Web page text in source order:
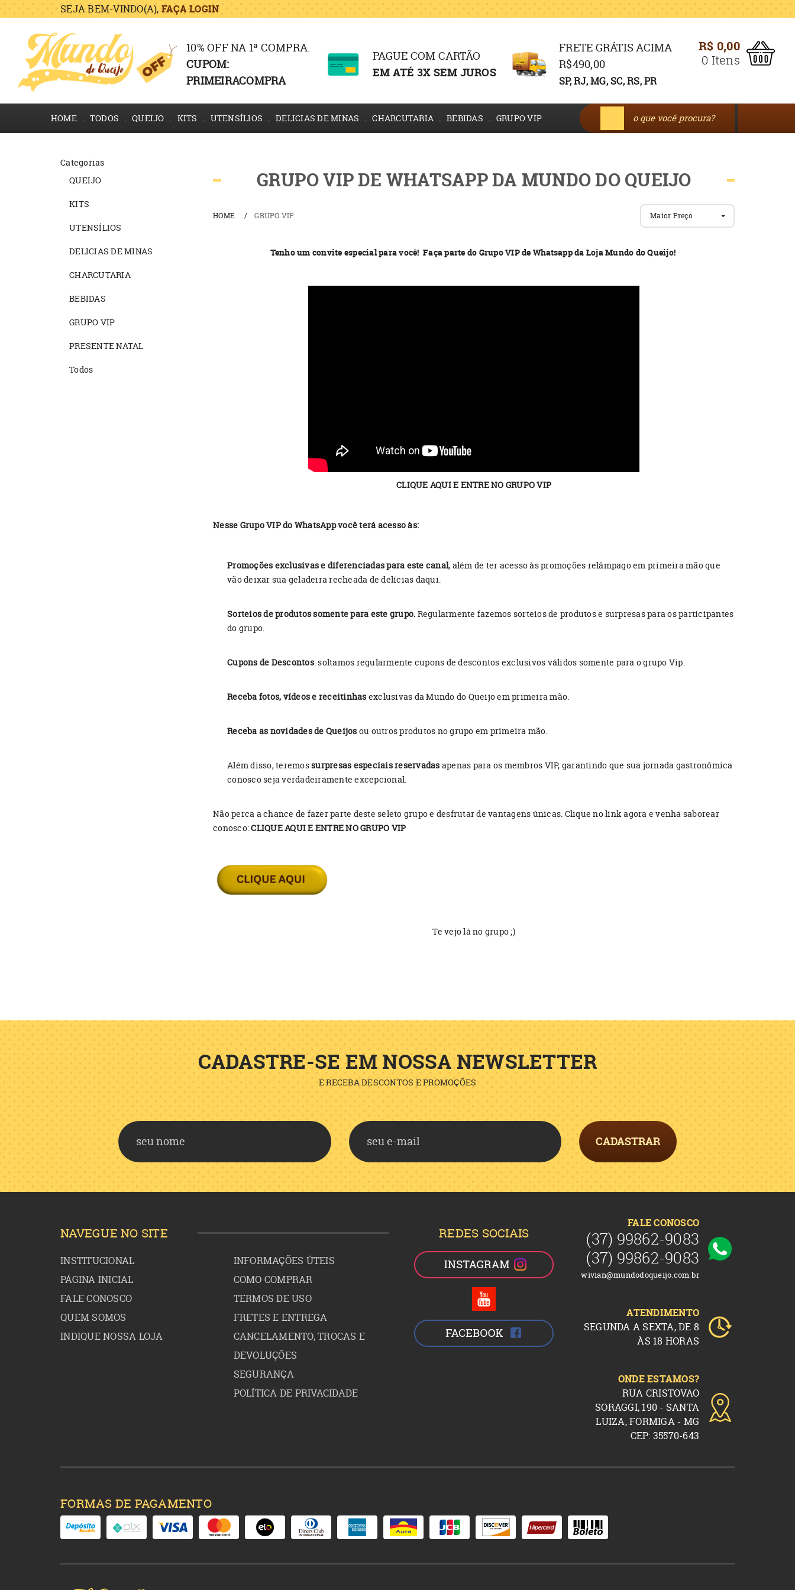
SEJA BEM-VINDO(A), FAÇA LOGIN
R$ 0,00
0 Itens
10% OFF NA 1ª COMPRA.
CUPOM:
PRIMEIRACOMPRA
PAGUE COM CARTÃO
EM ATÉ 3X SEM JUROS
FRETE GRÁTIS ACIMA
R$490,00
SP, RJ, MG, SC, RS, PR
HOME TODOS QUEIJO KITS UTENSÍLIOS DELICIAS DE MINAS CHARCUTARIA BEBIDAS GRUPO VIP
Categorias
QUEIJO
KITS
UTENSÍLIOS
DELICIAS DE MINAS
CHARCUTARIA
BEBIDAS
GRUPO VIP
PRESENTE NATAL
Todos
GRUPO VIP DE WHATSAPP DA MUNDO DO QUEIJO
HOME GRUPO VIP Maior Preço
Tenho um convite especial para você! Faça parte do Grupo VIP de Whatsapp da Loja Mundo do Queijo!
CLIQUE AQUI E ENTRE NO GRUPO VIP
Nesse Grupo VIP do WhatsApp você terá acesso às:
Promoções exclusivas e diferenciadas para este canal, além de ter acesso às promoções relâmpago em primeira mão que
vão deixar sua geladeira recheada de delícias daqui.
Sorteios de produtos somente para este grupo. Regularmente fazemos sorteios de produtos e surpresas para os participantes
do grupo.
Cupons de Descontos: soltamos regularmente cupons de descontos exclusivos válidos somente para o grupo Vip.
Receba fotos, vídeos e receitinhas exclusivas da Mundo do Queijo em primeira mão.
Receba as novidades de Queijos ou outros produtos no grupo em primeira mão.
Além disso, teremossurpresas especiais reservadas apenas para os membros VIP, garantindo que sua jornada gastronômica
conosco seja verdadeiramente excepcional.
Não perca a chance de fazer parte deste seleto grupo e desfrutar de vantagens únicas. Clique no link agora e venha saborear
conosco:CLIQUE AQUI E ENTRE NO GRUPO VIP
Te vejo lá no grupo ;)
CADASTRE-SE EM NOSSA NEWSLETTER
E RECEBA DESCONTOS E PROMOÇÕES
CADASTRAR
NAVEGUE NO SITE
INSTITUCIONAL
PÁGINA INICIAL
FALE CONOSCO
QUEM SOMOS
INDIQUE NOSSA LOJA
INFORMAÇÕES ÚTEIS
COMO COMPRAR
TERMOS DE USO
FRETES E ENTREGA
CANCELAMENTO, TROCAS E
DEVOLUÇÕES
SEGURANÇA
POLÍTICA DE PRIVACIDADE
REDES SOCIAIS
FALE CONOSCO
(37) 99862-9083
(37) 99862-9083
wivian@mundodoqueijo.com.br
ATENDIMENTO
SEGUNDA A SEXTA, DE 8
ÀS 18 HORAS
ONDE ESTAMOS?
RUA CRISTOVAO
SORAGGI, 190 - SANTA
LUIZA, FORMIGA - MG
CEP: 35570-643
FORMAS DE PAGAMENTO